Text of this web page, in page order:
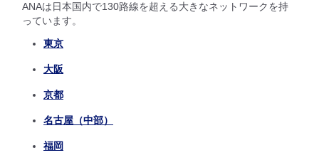
ANAは日本国内で130路線を超える大きなネットワークを持
っています。
東京
大阪
京都
名古屋（中部）
福岡